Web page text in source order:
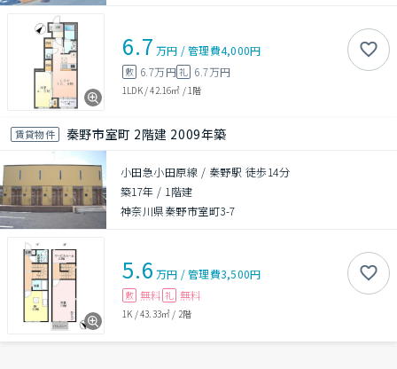
6.7 万円 /管理費4,000円
敷 6.7万円礼 6.7万円
1LDK/42.16㎡ / 1階
賃貸物件 秦野市室町 2階建 2009年築
小田急小田原線 / 秦野駅 徒歩14分
築17年 / 1階建
神奈川県秦野市室町3-7
5.6 万円 /管理費3,500円
敷 無料 礼 無料
1K /43.33㎡ / 2階